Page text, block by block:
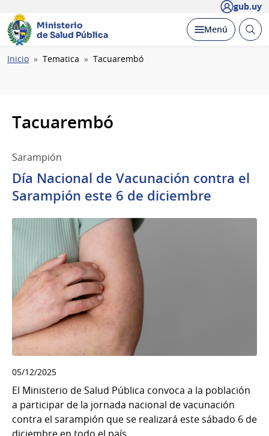
gub.uy
Ministerio
de Salud Pública
Desplegar
Menú Abrir
Ruta
Inicio Tematica Tacuarembó
Tacuarembó
Sarampión
Día Nacional de Vacunación contra el
Sarampión este 6 de diciembre
05/12/2025
El Ministerio de Salud Pública convoca a la población
a participar de la jornada nacional de vacunación
contra el sarampión que se realizará este sábado 6 de